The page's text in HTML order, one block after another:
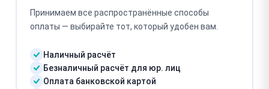
Принимаем все распространённые способы
оплаты — выбирайте тот, который удобен вам.
Наличный расчёт
Безналичный расчёт для юр. лиц
Оплата банковской картой